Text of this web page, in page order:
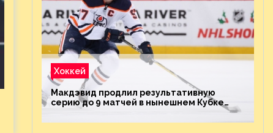
Хоккей
Макдэвид продлил результативную
серию до 9 матчей в нынешнем Кубке